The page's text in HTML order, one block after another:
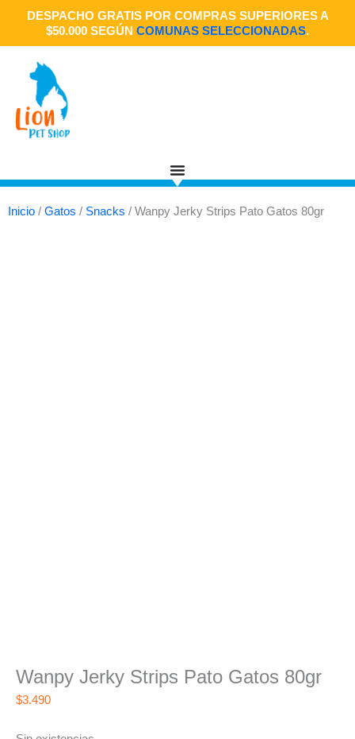
contenido
DESPACHO GRATIS POR COMPRAS SUPERIORES A
$50.000 SEGÚN COMUNAS SELECCIONADAS.
Inicio / Gatos / Snacks / Wanpy Jerky Strips Pato Gatos 80gr
Wanpy Jerky Strips Pato Gatos 80gr
$3.490